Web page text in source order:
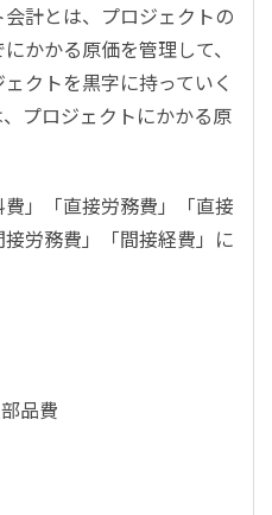
計とは、プロジェクトの
かかる原価を管理して、
クトを黒字に持っていく
プロジェクトにかかる原
」「直接労務費」「直接
労務費」「間接経費」に
品費